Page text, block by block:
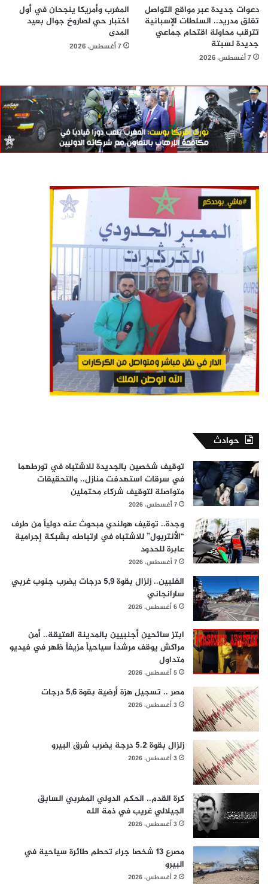
دعوات جديدة عبر مواقع التواصل
تقلق مدريد.. السلطات الإسبانية
تترقب محاولة اقتحام جماعي
جديدة لسبتة
7 أغسطس، 2026
المغرب وأمريكا ينجحان في أول
اختبار حي لصاروخ جوال بعيد
المدى
7 أغسطس، 2026
حوادث
توقيف شخصين بالجديدة للاشتباه في تورطهما
في سرقات استهدفت منازل.. والتحقيقات
متواصلة لتوقيف شركاء محتملين
7 أغسطس، 2026
وجدة.. توقيف هولندي مبحوث عنه دولياً من طرف
“الأنتربول” للاشتباه في ارتباطه بشبكة إجرامية
عابرة للحدود
7 أغسطس، 2026
الفلبين.. زلزال بقوة 5,9 درجات يضرب جنوب غربي
سارانجاني
6 أغسطس، 2026
ابتز سائحين أجنبيين بالمدينة العتيقة.. أمن
مراكش يوقف مرشداً سياحياً مزيفاً ظهر في فيديو
متداول
5 أغسطس، 2026
مصر .. تسجيل هزة أرضية بقوة 5,6 درجات
3 أغسطس، 2026
زلزال بقوة 5.2 درجة يضرب شرق البيرو
3 أغسطس، 2026
كرة القدم.. الحكم الدولي المغربي السابق
الجيلالي غريب في ذمة الله
3 أغسطس، 2026
مصرع 13 شخصا جراء تحطم طائرة سياحية في
البيرو
2 أغسطس، 2026